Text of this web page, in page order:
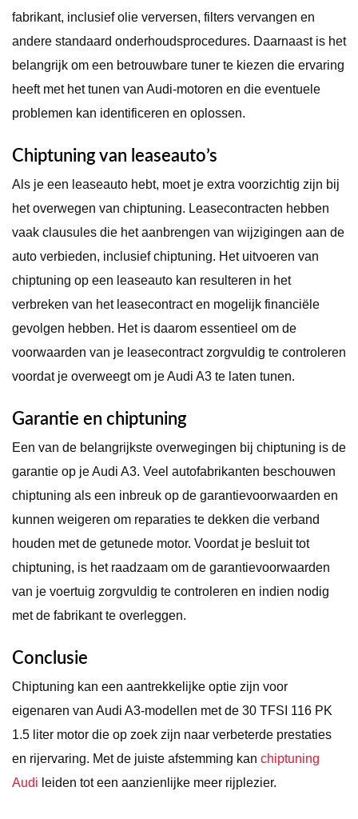
fabrikant, inclusief olie verversen, filters vervangen en
andere standaard onderhoudsprocedures. Daarnaast is het
belangrijk om een betrouwbare tuner te kiezen die ervaring
heeft met het tunen van Audi-motoren en die eventuele
problemen kan identificeren en oplossen.
Chiptuning van leaseauto’s
Als je een leaseauto hebt, moet je extra voorzichtig zijn bij
het overwegen van chiptuning. Leasecontracten hebben
vaak clausules die het aanbrengen van wijzigingen aan de
auto verbieden, inclusief chiptuning. Het uitvoeren van
chiptuning op een leaseauto kan resulteren in het
verbreken van het leasecontract en mogelijk financiële
gevolgen hebben. Het is daarom essentieel om de
voorwaarden van je leasecontract zorgvuldig te controleren
voordat je overweegt om je Audi A3 te laten tunen.
Garantie en chiptuning
Een van de belangrijkste overwegingen bij chiptuning is de
garantie op je Audi A3. Veel autofabrikanten beschouwen
chiptuning als een inbreuk op de garantievoorwaarden en
kunnen weigeren om reparaties te dekken die verband
houden met de getunede motor. Voordat je besluit tot
chiptuning, is het raadzaam om de garantievoorwaarden
van je voertuig zorgvuldig te controleren en indien nodig
met de fabrikant te overleggen.
Conclusie
Chiptuning kan een aantrekkelijke optie zijn voor
eigenaren van Audi A3-modellen met de 30 TFSI 116 PK
1.5 liter motor die op zoek zijn naar verbeterde prestaties
en rijervaring. Met de juiste afstemming kan chiptuning
Audi leiden tot een aanzienlijke meer rijplezier.